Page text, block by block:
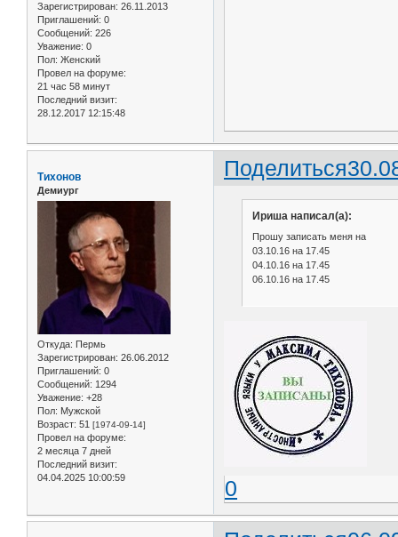
Зарегистрирован: 26.11.2013
Приглашений: 0
Сообщений: 226
Уважение: 0
Пол: Женский
Провел на форуме:
21 час 58 минут
Последний визит:
28.12.2017 12:15:48
Поделиться
Тихонов
Демиург
Откуда: Пермь
Зарегистрирован: 26.06.2012
Приглашений: 0
Сообщений: 1294
Уважение: +28
Пол: Мужской
Возраст: 51 [1974-09-14]
Провел на форуме:
2 месяца 7 дней
Последний визит:
04.04.2025 10:00:59
Ириша написал(а):
Прошу записать меня на
03.10.16 на 17.45
04.10.16 на 17.45
06.10.16 на 17.45
0